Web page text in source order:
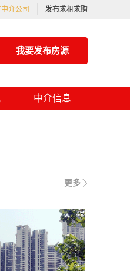
介公司 发布求租求购
我要发布房源
中介信息
更多